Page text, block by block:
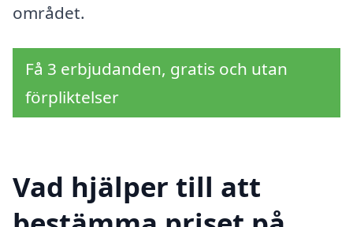
området.
Få 3 erbjudanden, gratis och utan
förpliktelser
Vad hjälper till att